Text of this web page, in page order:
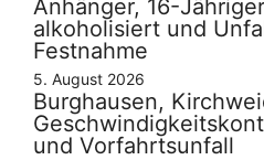
Anhänger, 16-
alkoholisiert und
Festnahme
5. August 2026
Burghausen,
und Vorfahrtsunfall